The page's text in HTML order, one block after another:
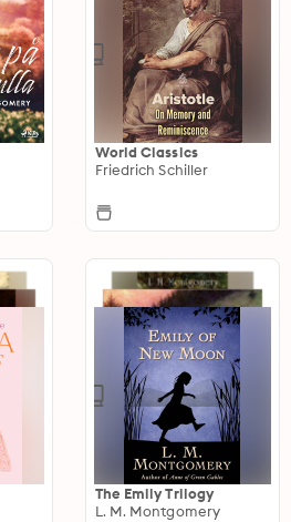
World Classics
Friedrich Schiller
The Emily Trilogy
L. M. Montgomery